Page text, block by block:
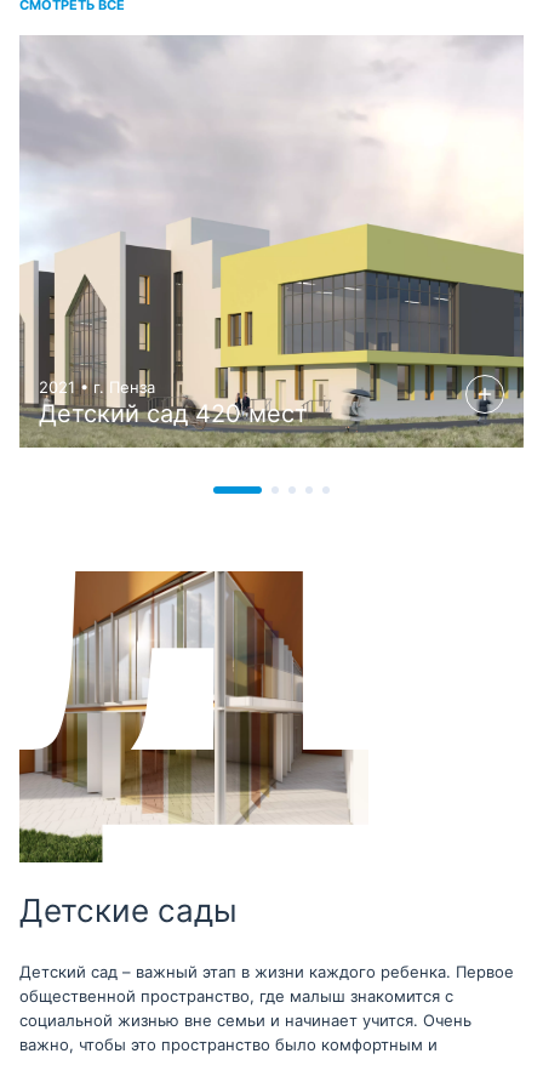
СМОТРЕТЬ ВСЕ
2021 • г. Пенза
Детский сад 420 мест
Детские сады
Детский сад – важный этап в жизни каждого ребенка. Первое
общественной пространство, где малыш знакомится с
социальной жизнью вне семьи и начинает учится. Очень
важно, чтобы это пространство было комфортным и